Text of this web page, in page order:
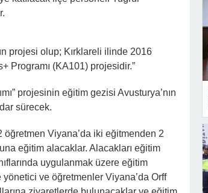
projesi olup; Kırklareli ilinde 2016
Programı (KA101) projesidir.”
projesinin eğitim gezisi Avusturya’nın
sürecek.
Viyana’da iki eğitmenden 2
eğitim alacaklar. Alacakları eğitim
uygulanmak üzere eğitim
ve öğretmenler Viyana’da Orff